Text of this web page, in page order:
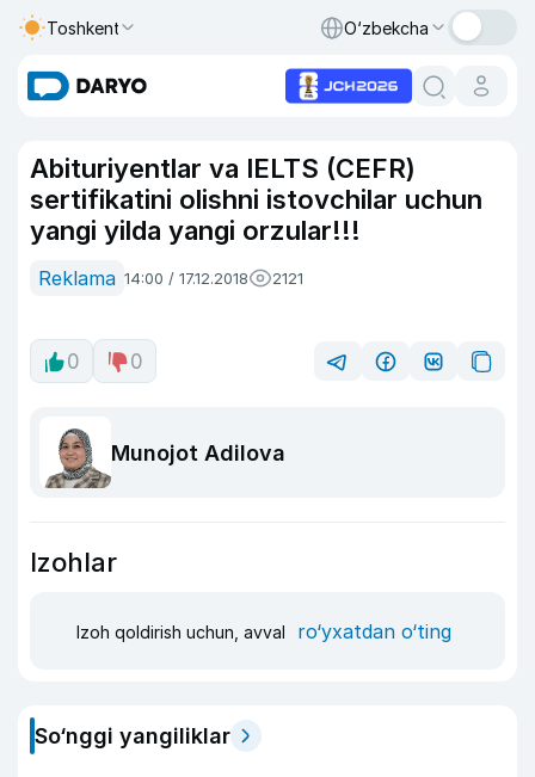
Toshkent O‘zbekcha
Abituriyentlar va IELTS (CEFR)
sertifikatini olishni istovchilar uchun
yangi yilda yangi orzular!!!
Reklama 14:00 / 17.12.2018 2121
0 0
Munojot Adilova
Izohlar
Izoh qoldirish uchun, avval ro‘yxatdan o‘ting
So‘nggi yangiliklar